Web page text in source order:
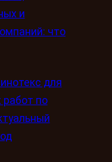
и
что
для
по